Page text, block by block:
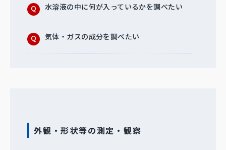
水溶液の中に何が入っているかを調べたい
気体・ガスの成分を調べたい
外観・形状等の測定・観察